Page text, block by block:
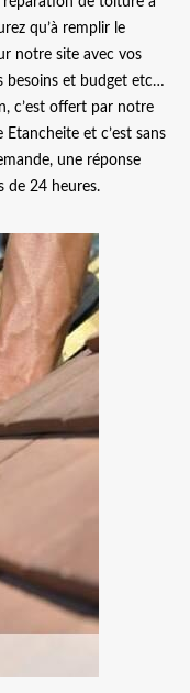
qu’à remplir le
notre site avec vos
besoins et budget etc…
c’est offert par notre
et c’est sans
une réponse
de 24 heures.